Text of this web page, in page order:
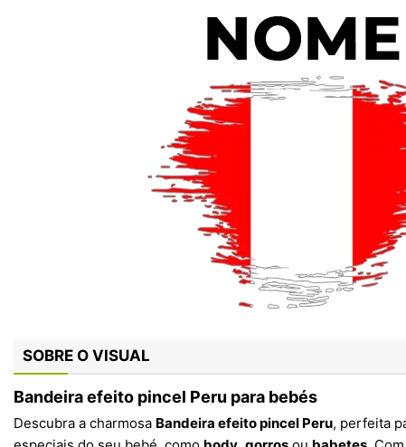
SOBRE O VISUAL
Bandeira efeito pincel Peru para bebés
Descubra a charmosa Bandeira efeito pincel Peru, perfeita